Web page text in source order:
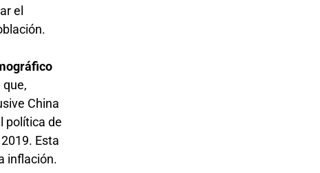
el
China
política de
Esta
inflación.